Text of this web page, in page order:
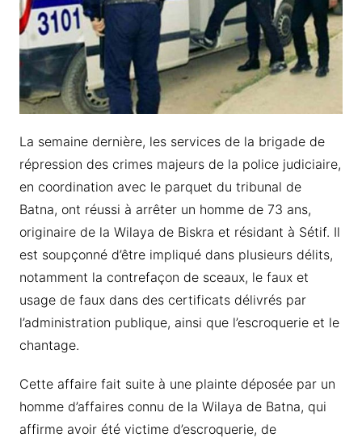
La semaine dernière, les services de la brigade de
répression des crimes majeurs de la police judiciaire,
en coordination avec le parquet du tribunal de
Batna, ont réussi à arrêter un homme de 73 ans,
originaire de la Wilaya de Biskra et résidant à Sétif. Il
est soupçonné d’être impliqué dans plusieurs délits,
notamment la contrefaçon de sceaux, le faux et
usage de faux dans des certificats délivrés par
l’administration publique, ainsi que l’escroquerie et le
chantage.
Cette affaire fait suite à une plainte déposée par un
homme d’affaires connu de la Wilaya de Batna, qui
affirme avoir été victime d’escroquerie, de